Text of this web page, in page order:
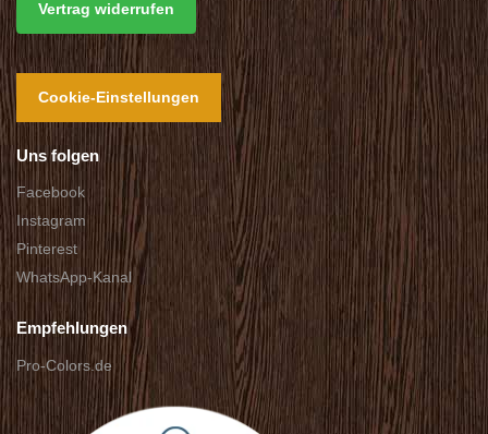
Vertrag widerrufen
Cookie-Einstellungen
Uns folgen
Facebook
Instagram
Pinterest
WhatsApp-Kanal
Empfehlungen
Pro-Colors.de